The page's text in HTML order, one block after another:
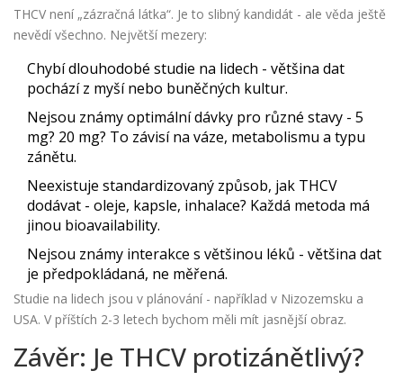
THCV není „zázračná látka“. Je to slibný kandidát - ale věda ještě
nevědí všechno. Největší mezery:
Chybí dlouhodobé studie na lidech - většina dat
pochází z myší nebo buněčných kultur.
Nejsou známy optimální dávky pro různé stavy - 5
mg? 20 mg? To závisí na váze, metabolismu a typu
zánětu.
Neexistuje standardizovaný způsob, jak THCV
dodávat - oleje, kapsle, inhalace? Každá metoda má
jinou bioavailability.
Nejsou známy interakce s většinou léků - většina dat
je předpokládaná, ne měřená.
Studie na lidech jsou v plánování - například v Nizozemsku a
USA. V příštích 2-3 letech bychom měli mít jasnější obraz.
Závěr: Je THCV protizánětlivý?